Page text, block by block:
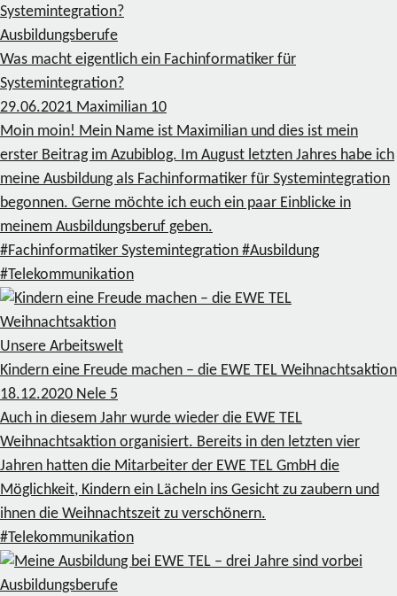
Ausbildungsberufe
Was macht eigentlich ein Fachinformatiker für
Systemintegration?
29.06.2021 Maximilian 10
Moin moin! Mein Name ist Maximilian und dies ist mein
erster Beitrag im Azubiblog. Im August letzten Jahres habe ich
meine Ausbildung als Fachinformatiker für Systemintegration
begonnen. Gerne möchte ich euch ein paar Einblicke in
meinem Ausbildungsberuf geben.
#Fachinformatiker Systemintegration #Ausbildung
#Telekommunikation
Unsere Arbeitswelt
Kindern eine Freude machen – die EWE TEL Weihnachtsaktion
18.12.2020 Nele 5
Auch in diesem Jahr wurde wieder die EWE TEL
Weihnachtsaktion organisiert. Bereits in den letzten vier
Jahren hatten die Mitarbeiter der EWE TEL GmbH die
Möglichkeit, Kindern ein Lächeln ins Gesicht zu zaubern und
ihnen die Weihnachtszeit zu verschönern.
#Telekommunikation
Ausbildungsberufe